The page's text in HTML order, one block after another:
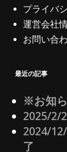
プライバ
運営会社
お問い合
最近の記事
※お知
2025/2/
2024/
了